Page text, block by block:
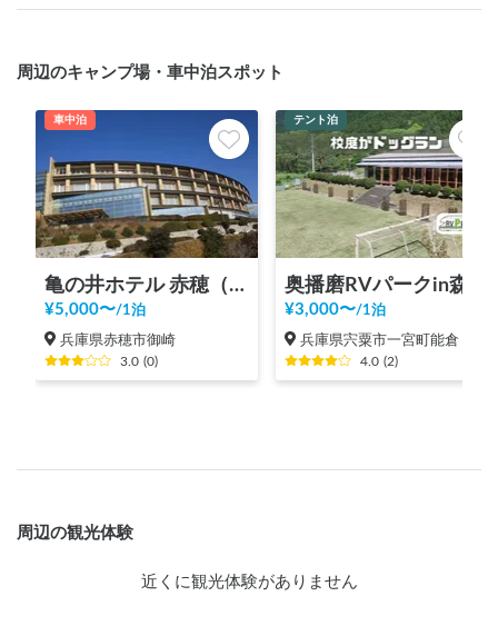
周辺のキャンプ場・車中泊スポット
車中泊
亀の井ホテル 赤穂（旧かんぽの宿赤穂）
¥5,000〜/1泊
兵庫県赤穂市御崎
3.0 (0)
テント泊
¥3,000〜/1泊
兵庫県宍粟市一宮町能倉
4.0 (2)
周辺の観光体験
近くに観光体験がありません